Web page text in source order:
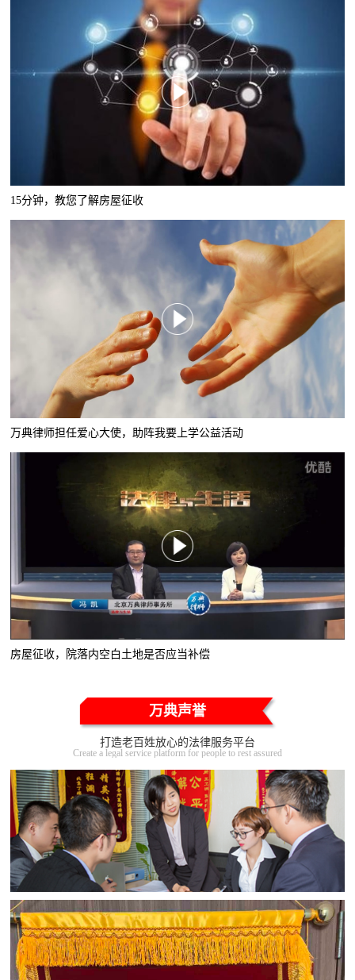
15分钟，教您了解房屋征收
万典律师担任爱心大使，助阵我要上学公益活动
房屋征收，院落内空白土地是否应当补偿
万典声誉
打造老百姓放心的法律服务平台
Create a legal service platform for people to rest assured